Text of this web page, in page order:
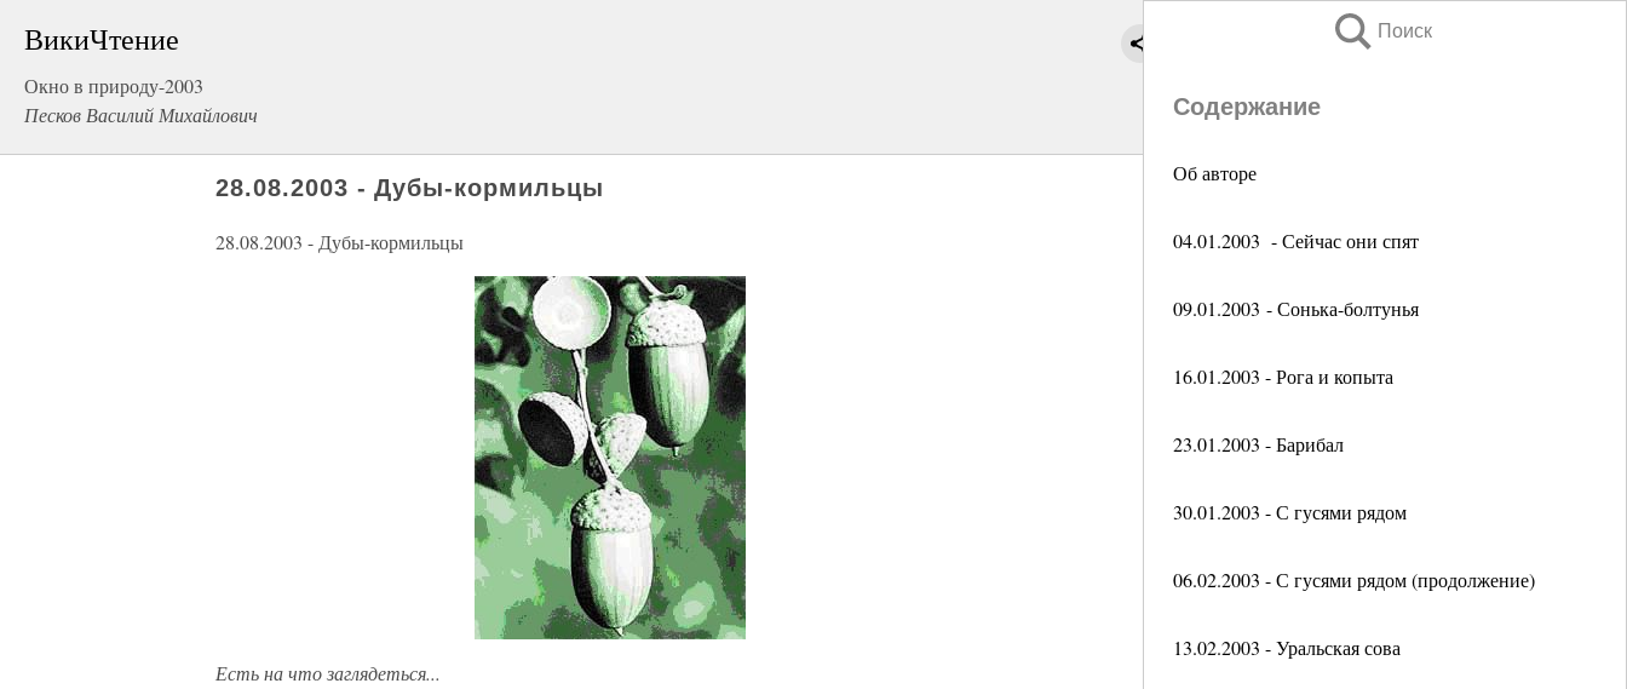
ВикиЧтение
Окно в природу-2003
Песков Василий Михайлович
Поиск
Содержание
Об авторе
04.01.2003 - Сейчас они спят
09.01.2003 - Сонька-болтунья
16.01.2003 - Рога и копыта
23.01.2003 - Барибал
30.01.2003 - С гусями рядом
06.02.2003 - С гусями рядом (продолжение)
13.02.2003 - Уральская сова
28.08.2003 - Дубы-кормильцы
28.08.2003 - Дубы-кормильцы
Есть на что заглядеться...